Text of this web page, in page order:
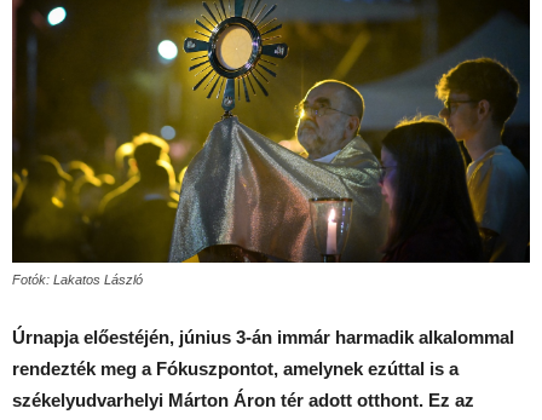
Fotók: Lakatos László
Úrnapja előestéjén, június 3-án immár harmadik alkalommal
rendezték meg a Fókuszpontot, amelynek ezúttal is a
székelyudvarhelyi Márton Áron tér adott otthont. Ez az